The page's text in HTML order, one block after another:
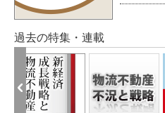
過去の特集・連載